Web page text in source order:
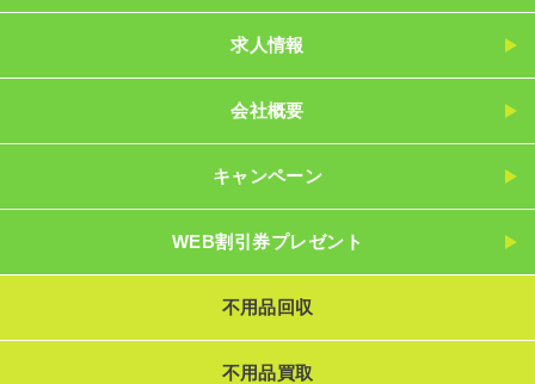
求人情報
会社概要
キャンペーン
WEB割引券プレゼント
不用品回収
不用品買取